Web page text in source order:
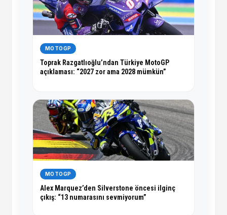
MOTOGP
Toprak Razgatlıoğlu’ndan Türkiye MotoGP
açıklaması: “2027 zor ama 2028 mümkün”
MOTOGP
Alex Marquez’den Silverstone öncesi ilginç
çıkış: “13 numarasını sevmiyorum”